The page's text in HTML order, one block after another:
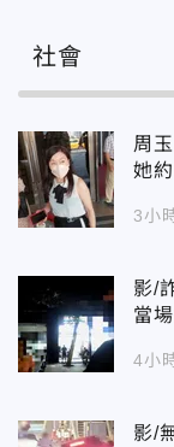
社會
周
她
3小
影/
當
4小
影/